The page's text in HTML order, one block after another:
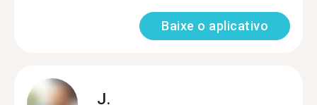
Baixe o aplicativo
J.